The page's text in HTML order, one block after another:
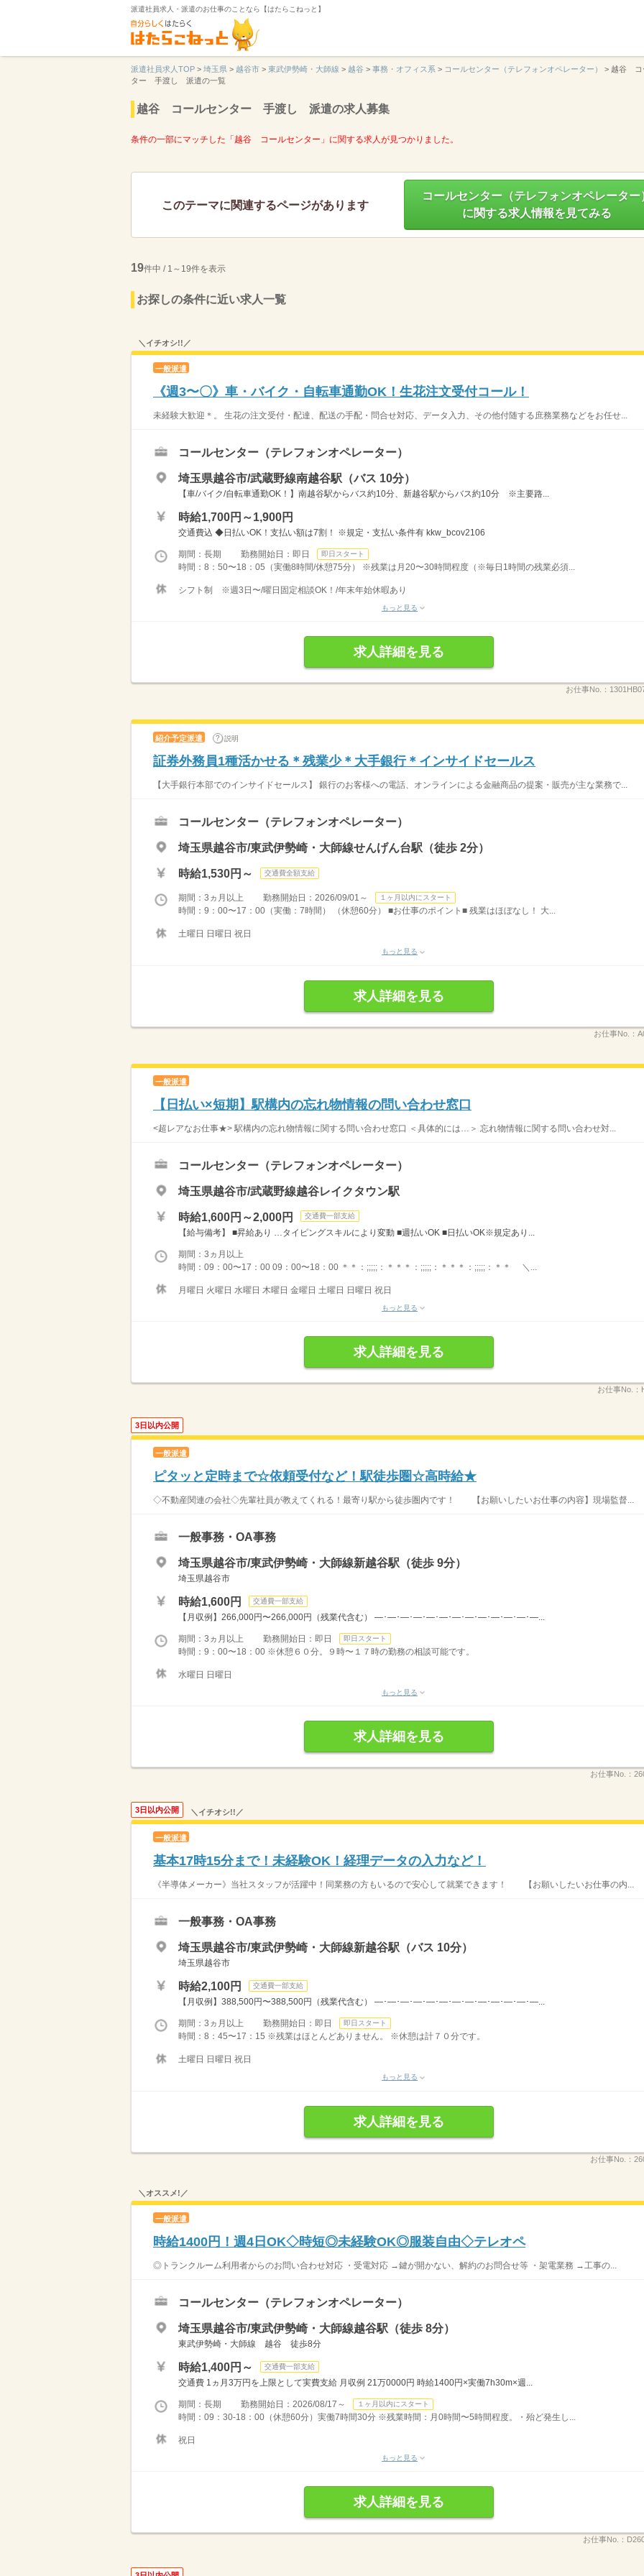
派遣社員求人・派遣のお仕事のことなら【はたらこねっと】
派遣社員求人TOP > 埼玉県 > 越谷市 > 東武伊勢崎・大師線 > 越谷 > 事務・オフィス系 > コールセンター（テレフォンオペレーター） > 越谷 コ
ター 手渡し 派遣の一覧
越谷 コールセンター 手渡し 派遣の求人募集
条件の一部にマッチした「越谷 コールセンター」に関する求人が見つかりました。
このテーマに関連するページがあります
コールセンター（テレフォンオペレーター
に関する求人情報を見てみる
19件中 / 1～19件を表示
お探しの条件に近い求人一覧
＼イチオシ!!／
一般派遣
《週3〜〇》車・バイク・自転車通勤OK！生花注文受付コール！
未経験大歓迎＊。 生花の注文受付・配達、配送の手配・問合せ対応、データ入力、その他付随する庶務業務などをお任せ...
コールセンター（テレフォンオペレーター）
埼玉県越谷市/武蔵野線南越谷駅（バス 10分）
【車/バイク/自転車通勤OK！】南越谷駅からバス約10分、新越谷駅からバス約10分 ※主要路...
時給1,700円～1,900円
交通費込 ◆日払いOK！支払い額は7割！ ※規定・支払い条件有 kkw_bcov2106
期間：長期 勤務開始日：即日 即日スタート
時間：8：50〜18：05（実働8時間/休憩75分） ※残業は月20〜30時間程度（※毎日1時間の残業必須...
シフト制 ※週3日〜/曜日固定相談OK！/年末年始休暇あり
もっと見る
求人詳細を見る
お仕事No.：
紹介予定派遣 説明
証券外務員1種活かせる＊残業少＊大手銀行＊インサイドセールス
【大手銀行本部でのインサイドセールス】 銀行のお客様への電話、オンラインによる金融商品の提案・販売が主な業務で...
コールセンター（テレフォンオペレーター）
埼玉県越谷市/東武伊勢崎・大師線せんげん台駅（徒歩 2分）
時給1,530円～ 交通費全額支給
期間：3ヵ月以上 勤務開始日：2026/09/01～ １ヶ月以内にスタート
時間：9：00〜17：00（実働：7時間） （休憩60分） ■お仕事のポイント■ 残業はほぼなし！ 大...
土曜日 日曜日 祝日
もっと見る
求人詳細を見る
お仕事No.：
一般派遣
【日払い×短期】駅構内の忘れ物情報の問い合わせ窓口
<超レアなお仕事★> 駅構内の忘れ物情報に関する問い合わせ窓口 ＜具体的には…＞ 忘れ物情報に関する問い合わせ対...
コールセンター（テレフォンオペレーター）
埼玉県越谷市/武蔵野線越谷レイクタウン駅
時給1,600円～2,000円 交通費一部支給
【給与備考】 ■昇給あり …タイピングスキルにより変動 ■週払いOK ■日払いOK※規定あり...
期間：3ヵ月以上
時間：09：00〜17：00 09：00〜18：00 ＊＊：;;;;;：＊＊＊：;;;;;：＊＊＊：;;;;;：＊＊ ＼...
月曜日 火曜日 水曜日 木曜日 金曜日 土曜日 日曜日 祝日
もっと見る
求人詳細を見る
お仕事No.：
3日以内公開
一般派遣
ピタッと定時まで☆依頼受付など！駅徒歩圏☆高時給★
◇不動産関連の会社◇先輩社員が教えてくれる！最寄り駅から徒歩圏内です！ 【お願いしたいお仕事の内容】現場監督...
一般事務・OA事務
埼玉県越谷市/東武伊勢崎・大師線新越谷駅（徒歩 9分）
埼玉県越谷市
時給1,600円 交通費一部支給
【月収例】266,000円〜266,000円（残業代含む） ―･―･―･―･―･―･―･―･―･―･―･―･―...
期間：3ヵ月以上 勤務開始日：即日 即日スタート
時間：9：00〜18：00 ※休憩６０分。９時〜１７時の勤務の相談可能です。
水曜日 日曜日
もっと見る
求人詳細を見る
お仕事No.：
3日以内公開 ＼イチオシ!!／
一般派遣
基本17時15分まで！未経験OK！経理データの入力など！
《半導体メーカー》当社スタッフが活躍中！同業務の方もいるので安心して就業できます！ 【お願いしたいお仕事の内...
一般事務・OA事務
埼玉県越谷市/東武伊勢崎・大師線新越谷駅（バス 10分）
埼玉県越谷市
時給2,100円 交通費一部支給
【月収例】388,500円〜388,500円（残業代含む） ―･―･―･―･―･―･―･―･―･―･―･―･―...
期間：3ヵ月以上 勤務開始日：即日 即日スタート
時間：8：45〜17：15 ※残業はほとんどありません。 ※休憩は計７０分です。
土曜日 日曜日 祝日
もっと見る
求人詳細を見る
お仕事No.：
＼オススメ!／
一般派遣
時給1400円！週4日OK◇時短◎未経験OK◎服装自由◇テレオペ
◎トランクルーム利用者からのお問い合わせ対応 ・受電対応 →鍵が開かない、解約のお問合せ等 ・架電業務 →工事の...
コールセンター（テレフォンオペレーター）
埼玉県越谷市/東武伊勢崎・大師線越谷駅（徒歩 8分）
東武伊勢崎・大師線 越谷 徒歩8分
時給1,400円～ 交通費一部支給
交通費 1ヵ月3万円を上限として実費支給 月収例 21万0000円 時給1400円×実働7h30m×週...
期間：長期 勤務開始日：2026/08/17～ １ヶ月以内にスタート
時間：09：30-18：00（休憩60分）実働7時間30分 ※残業時間：月0時間〜5時間程度。・殆ど発生し...
祝日
もっと見る
求人詳細を見る
お仕事No.：